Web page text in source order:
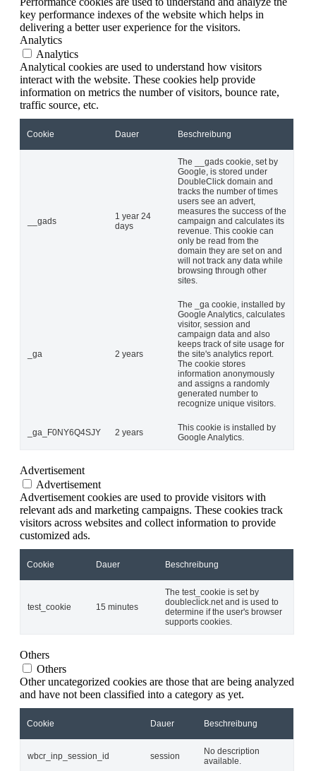
key performance indexes of the website which helps in
delivering a better user experience for the visitors.
Analytics
Analytics
Analytical cookies are used to understand how visitors
interact with the website. These cookies help provide
information on metrics the number of visitors, bounce rate,
traffic source, etc.
Cookie Dauer Beschreibung
__gads
1 year 24
days
The __gads cookie, set by
Google, is stored under
DoubleClick domain and
tracks the number of times
users see an advert,
measures the success of the
campaign and calculates its
revenue. This cookie can
only be read from the
domain they are set on and
will not track any data while
browsing through other
sites.
_ga 2 years
The _ga cookie, installed by
Google Analytics, calculates
visitor, session and
campaign data and also
keeps track of site usage for
the site's analytics report.
The cookie stores
information anonymously
and assigns a randomly
generated number to
recognize unique visitors.
_ga_F0NY6Q4SJY 2 years
This cookie is installed by
Google Analytics.
Advertisement
Advertisement
Advertisement cookies are used to provide visitors with
relevant ads and marketing campaigns. These cookies track
visitors across websites and collect information to provide
customized ads.
Cookie Dauer Beschreibung
test_cookie 15 minutes
The test_cookie is set by
doubleclick.net and is used to
determine if the user's browser
supports cookies.
Others
Others
Other uncategorized cookies are those that are being analyzed
and have not been classified into a category as yet.
Cookie Dauer Beschreibung
wbcr_inp_session_id session
No description
available.